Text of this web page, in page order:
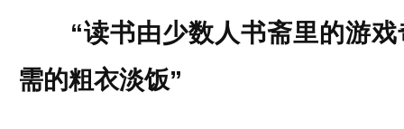
“读书由少数人书斋里的游戏
需的粗衣淡饭”